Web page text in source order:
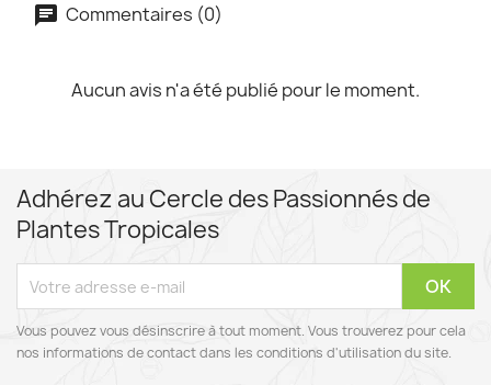
Commentaires (0)
Aucun avis n'a été publié pour le moment.
Adhérez au Cercle des Passionnés de
Plantes Tropicales
Vous pouvez vous désinscrire à tout moment. Vous trouverez pour cela
nos informations de contact dans les conditions d'utilisation du site.